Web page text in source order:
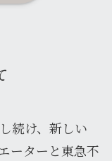
続け、新しい
ーターと東急不